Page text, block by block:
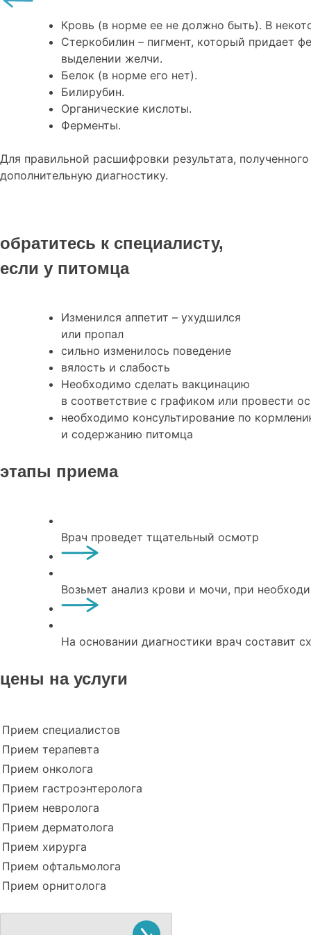
Кровь (в норме ее не должно быть). В
Стеркобилин – пигмент, который придает
выделении желчи.
Белок (в норме его нет).
Билирубин.
Органические кислоты.
Ферменты.
Для правильной расшифровки результата,
дополнительную диагностику.
обратитесь к специалисту,
если у питомца
Изменился аппетит – ухудшился
или пропал
сильно изменилось поведение
вялость и слабость
Необходимо сделать вакцинацию
в соответствие с графиком или провести
необходимо консультирование по
и содержанию питомца
этапы приема
Врач проведет тщательный осмотр
Возьмет анализ крови и мочи, при
На основании диагностики врач составит
цены на услуги
Прием специалистов
Прием терапевта
Прием онколога
Прием гастроэнтеролога
Прием невролога
Прием дерматолога
Прием хирурга
Прием офтальмолога
Прием орнитолога